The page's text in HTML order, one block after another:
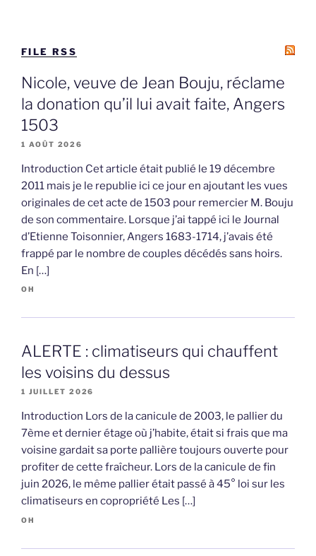
FILE RSS
Nicole, veuve de Jean Bouju, réclame
la donation qu’il lui avait faite, Angers
1503
1 AOÛT 2026
Introduction Cet article était publié le 19 décembre
2011 mais je le republie ici ce jour en ajoutant les vues
originales de cet acte de 1503 pour remercier M. Bouju
de son commentaire. Lorsque j’ai tappé ici le Journal
d’Etienne Toisonnier, Angers 1683-1714, j’avais été
frappé par le nombre de couples décédés sans hoirs.
En […]
OH
ALERTE : climatiseurs qui chauffent
les voisins du dessus
1 JUILLET 2026
Introduction Lors de la canicule de 2003, le pallier du
7ème et dernier étage où j’habite, était si frais que ma
voisine gardait sa porte pallière toujours ouverte pour
profiter de cette fraîcheur. Lors de la canicule de fin
juin 2026, le même pallier était passé à 45° loi sur les
climatiseurs en copropriété Les […]
OH